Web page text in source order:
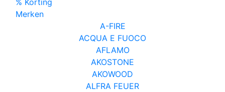
Merken
A-FIRE
ACQUA E FUOCO
AFLAMO
AKOSTONE
AKOWOOD
ALFRA FEUER